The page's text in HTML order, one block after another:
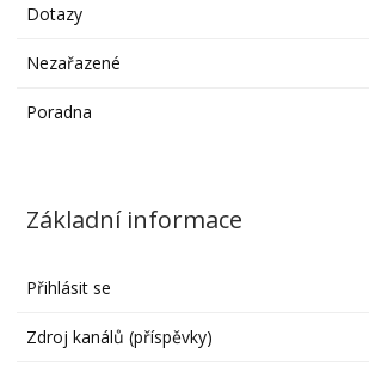
Dotazy
Nezařazené
Poradna
Základní informace
Přihlásit se
Zdroj kanálů (příspěvky)